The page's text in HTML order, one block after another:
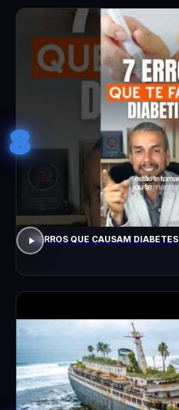
8
7 ERROS QUE CAUSAM DIABETES